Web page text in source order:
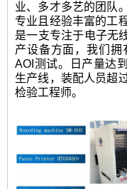
业、多才多艺的团队
专业且经验丰富的工
是一支专注于电子无
产设备方面，我们拥
AOI测试。日产量达
生产线，装配人员超
检验工程师。